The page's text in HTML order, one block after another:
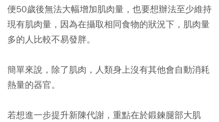
便50歲後無法大幅增加肌肉量，也要想辦法至少維持
現有肌肉量，因為在攝取相同食物的狀況下，肌肉量
多的人比較不易發胖。
簡單來說，除了肌肉，人類身上沒有其他會自動消耗
熱量的器官。
若想進一步提升新陳代謝，重點在於鍛鍊腿部大肌